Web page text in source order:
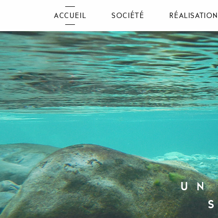
ACCUEIL SOCIÉTÉ